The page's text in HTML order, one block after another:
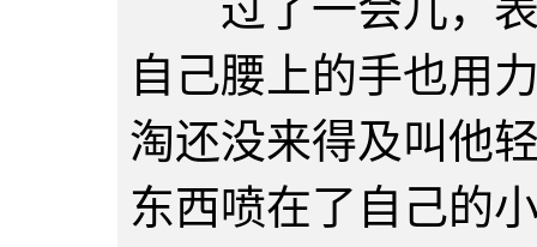
自己腰上的手也用
淘还没来得及叫他
东西喷在了自己的